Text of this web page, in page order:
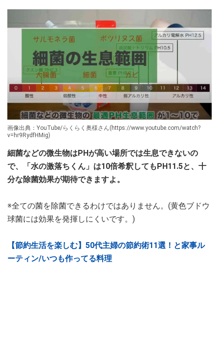
画像出典：YouTube/らくらく奥様さん(https://www.youtube.com/watch?
v=hr9RydfHMig)
細菌などの微生物はPHが高い場所では生息できないの
で、「水の激落ちくん」は10倍希釈してもPH11.5と、十
分な除菌効果が期待できますよ。
※全ての菌を除菌できるわけではありません。(黄色ブドウ
球菌には効果を発揮しにくいです。)
【節約生活を楽しむ】50代主婦の節約術11選！と家事ル
ーティン/いつも作ってる料理